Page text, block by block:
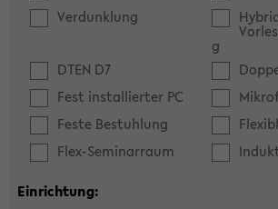
Verdunklung
g
DTEN D7
Fest installierter PC
Feste Bestuhlung
Flex-Seminarraum
Einrichtung: